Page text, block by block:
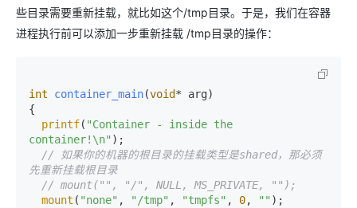
些目录需要重新挂载，就比如这个/tmp目录。于是，我们在容器
进程执行前可以添加一步重新挂载 /tmp目录的操作：
int container_main(void* arg)
{
printf( "Container - inside the
container!\n" );
// 如果你的机器的根目录的挂载类型是shared，那必须
先重新挂载根目录
// mount("", "/", NULL, MS_PRIVATE, "");
mount ( "none" , "/tmp" , "tmpfs" , 0, "" );